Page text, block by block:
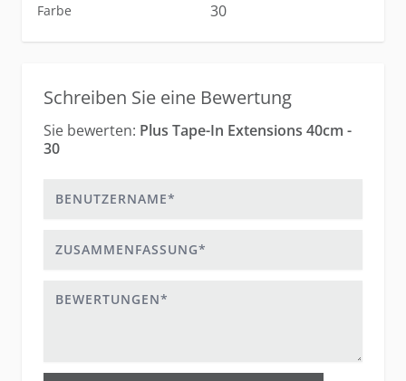
Farbe 30
Schreiben Sie eine Bewertung
Sie bewerten: Plus Tape-In Extensions 40cm -
30